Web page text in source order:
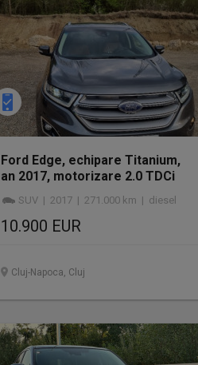
Ford Edge, echipare Titanium,
an 2017, motorizare 2.0 TDCi
SUV | 2017 | 271.000 km | diesel
10.900 EUR
Cluj-Napoca, Cluj